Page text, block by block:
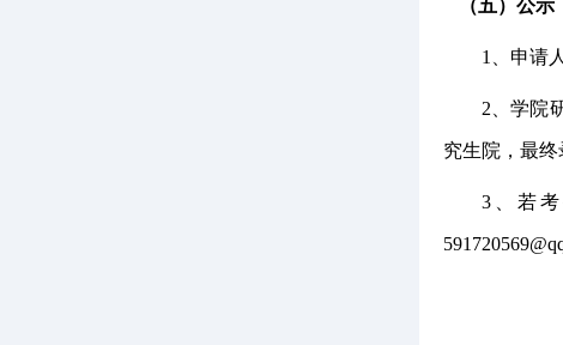
（五）公示
1、申请
2、学院
究生院，最终
3、若